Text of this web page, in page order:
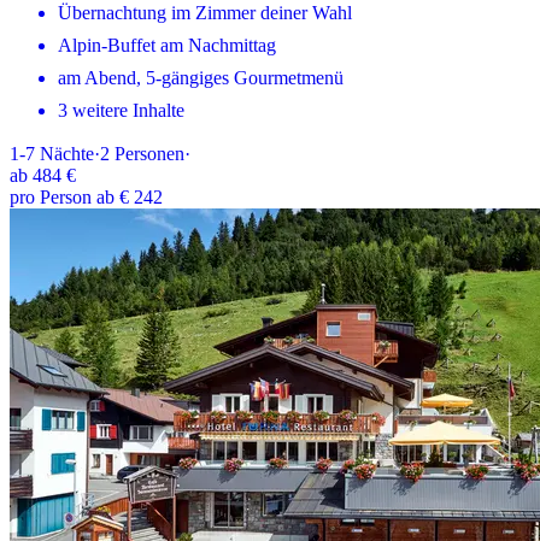
Übernachtung im Zimmer deiner Wahl
Alpin-Buffet am Nachmittag
am Abend, 5-gängiges Gourmetmenü
3 weitere Inhalte
1-7 Nächte·2 Personen·
ab 484 €
pro Person ab € 242